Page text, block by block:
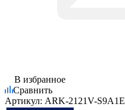
В избранное
Сравнить
Артикул: ARK-2121V-S9A1E